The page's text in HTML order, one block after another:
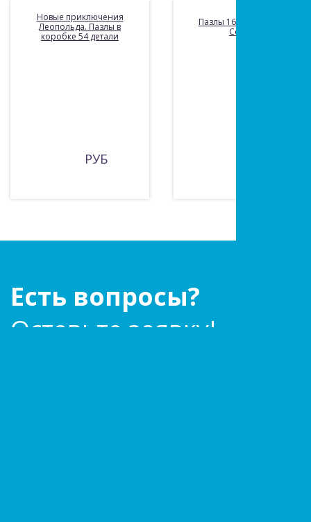
Новые приключения
Леопольда. Пазлы в
коробке 54 детали
РУБ
Пазлы 160 Принцесса
София
Есть вопросы?
Оставьте заявку!